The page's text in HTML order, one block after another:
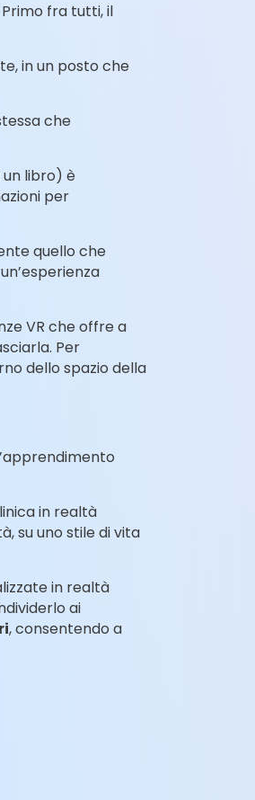
fra tutti, il
in un posto che
che
libro) è
per
quello che
VR che offre a
Per
dello spazio della
in realtà
su uno stile di vita
in realtà
ai
, consentendo a